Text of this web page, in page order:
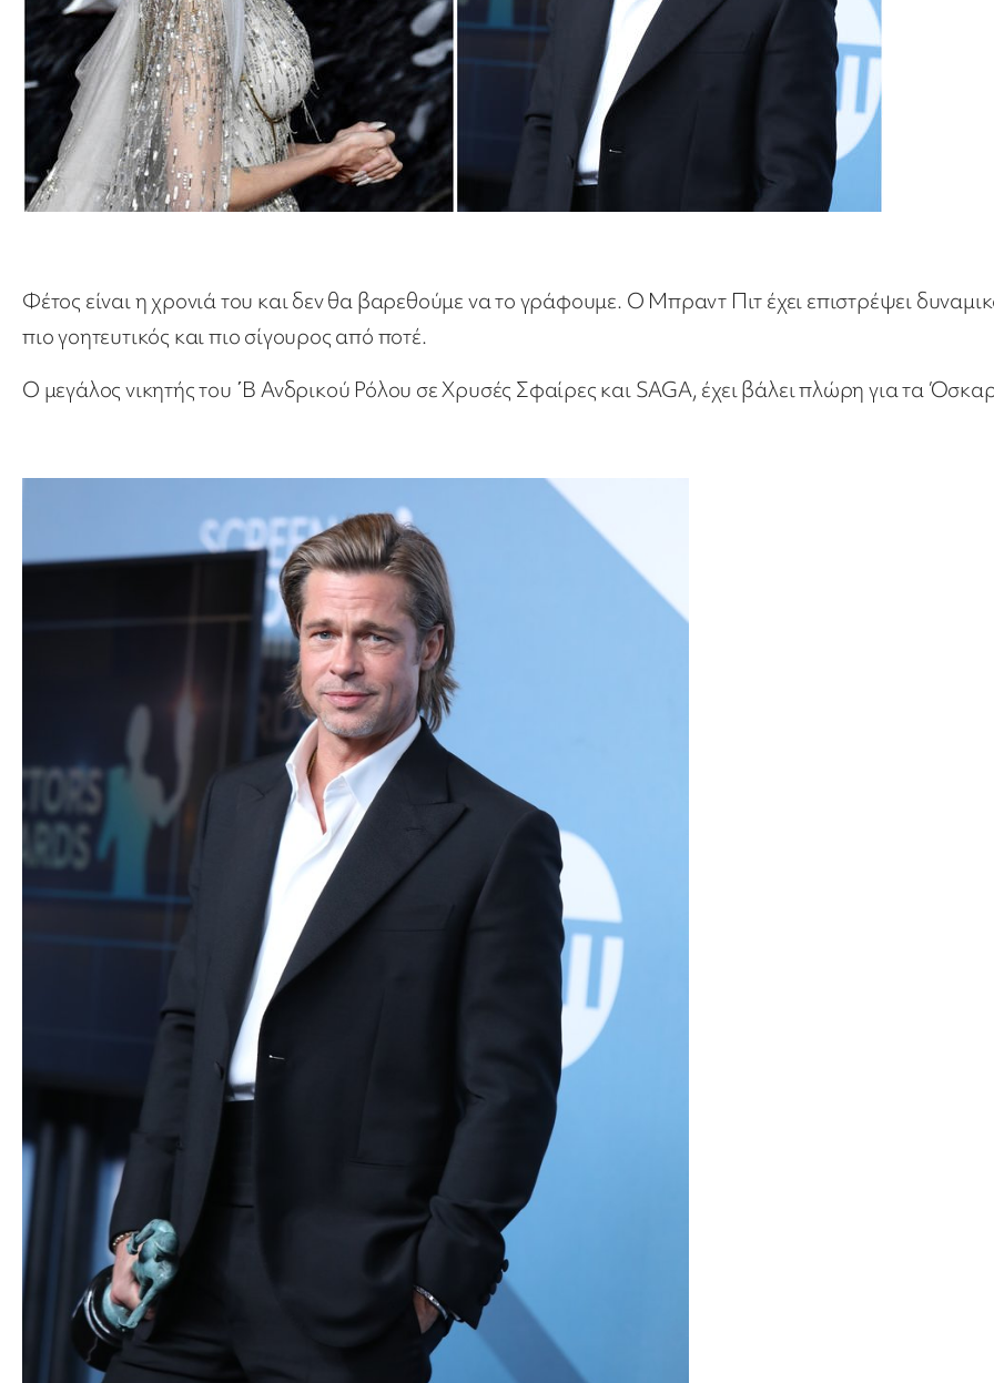
Φέτος είναι η χρονιά του και δεν θα βαρεθούμε να το γράφουμε. Ο Μπραντ Πιτ έχει επιστρέψει
πιο γοητευτικός και πιο σίγουρος από ποτέ.
Ο μεγάλος νικητής του ΄Β Ανδρικού Ρόλου σε Χρυσές Σφαίρες και SAGA, έχει βάλει πλώρη για τα